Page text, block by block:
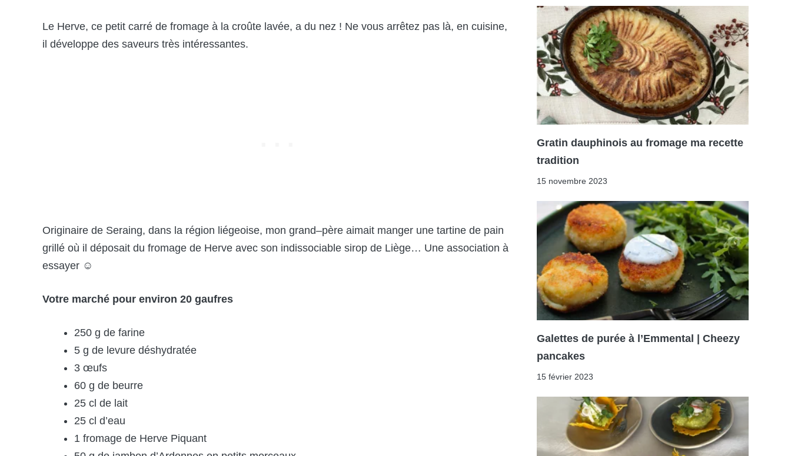
Le Herve, ce petit carré de fromage à la croûte lavée, a du nez ! Ne vous arrêtez pas là, en cuisine,
il développe des saveurs très intéressantes.
Originaire de Seraing, dans la région liégeoise, mon grand–père aimait manger une tartine de pain
grillé où il déposait du fromage de Herve avec son indissociable sirop de Liège… Une association à
essayer ☺
Votre marché pour environ 20 gaufres
250 g de farine
5 g de levure déshydratée
3 œufs
60 g de beurre
25 cl de lait
25 cl d’eau
1 fromage de Herve Piquant
Gratin dauphinois au fromage ma recette
tradition
15 novembre 2023
Galettes de purée à l’Emmental | Cheezy
pancakes
15 février 2023